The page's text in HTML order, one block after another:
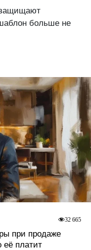
больше не
при продаже
её платит
32 665